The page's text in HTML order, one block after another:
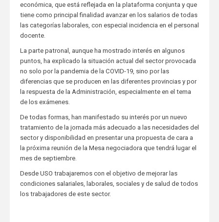
económica, que está reflejada en la plataforma conjunta y que
tiene como principal finalidad avanzar en los salarios de todas
las categorías laborales, con especial incidencia en el personal
docente.
La parte patronal, aunque ha mostrado interés en algunos
puntos, ha explicado la situación actual del sector provocada
no solo por la pandemia de la COVID-19, sino por las
diferencias que se producen en las diferentes provincias y por
la respuesta de la Administración, especialmente en el tema
de los exámenes.
De todas formas, han manifestado su interés por un nuevo
tratamiento de la jornada más adecuado a las necesidades del
sector y disponibilidad en presentar una propuesta de cara a
la próxima reunión de la Mesa negociadora que tendrá lugar el
mes de septiembre.
Desde USO trabajaremos con el objetivo de mejorar las
condiciones salariales, laborales, sociales y de salud de todos
los trabajadores de este sector.